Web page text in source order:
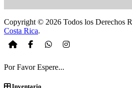
Copyright © 2026 Todos los Derechos
Costa Rica.
Por Favor Espere...
Inventario